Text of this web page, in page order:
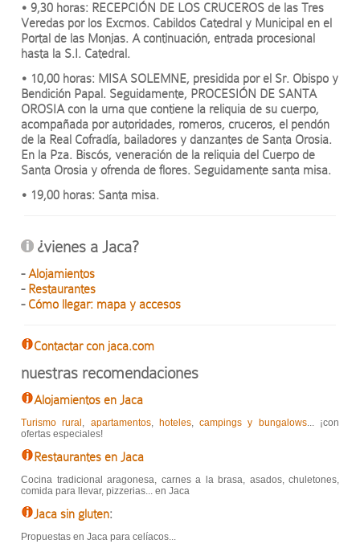
• 9,30 horas: RECEPCIÓN DE LOS CRUCEROS de las Tres
Veredas por los Excmos. Cabildos Catedral y Municipal en el
Portal de las Monjas. A continuación, entrada procesional
hasta la S.I. Catedral.
• 10,00 horas: MISA SOLEMNE, presidida por el Sr. Obispo y
Bendición Papal. Seguidamente, PROCESIÓN DE SANTA
OROSIA con la urna que contiene la reliquia de su cuerpo,
acompañada por autoridades, romeros, cruceros, el pendón
de la Real Cofradía, bailadores y danzantes de Santa Orosia.
En la Pza. Biscós, veneración de la reliquia del Cuerpo de
Santa Orosia y ofrenda de flores. Seguidamente santa misa.
• 19,00 horas: Santa misa.
¿vienes a Jaca?
- Alojamientos
- Restaurantes
- Cómo llegar: mapa y accesos
Contactar con jaca.com
nuestras recomendaciones
Alojamientos en Jaca
Turismo rural , apartamentos, hoteles,campings y bungalows... ¡con
ofertas especiales!
Restaurantes en Jaca
Cocina tradicional aragonesa, carnes a la brasa, asados, chuletones,
comida para llevar, pizzerias... en Jaca
Jaca sin gluten:
Propuestas en Jaca para celíacos...